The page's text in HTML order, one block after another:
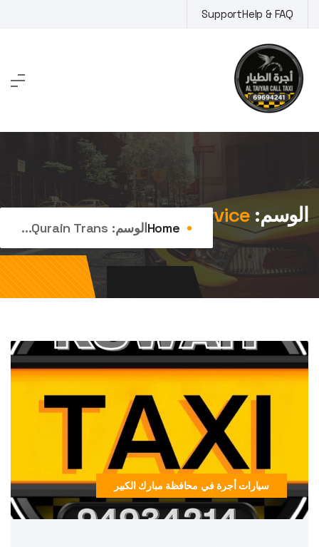
to
content
Help & FAQ
Support
الوسم:qurain transport service
Homeالوسم: Qurain Trans...
سيارات أجرة في محافظة مبارك الكبير